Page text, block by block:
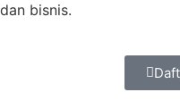
dan bisnis.